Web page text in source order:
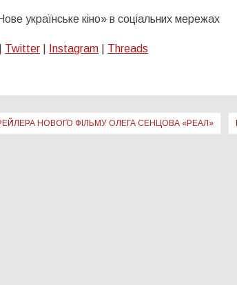
українське кіно» в соціальних мережах
Twitter Instagram Threads
НОВОГО ФІЛЬМУ ОЛЕГА СЕНЦОВА «РЕАЛ»